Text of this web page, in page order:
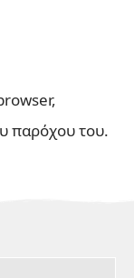
παρόχου του.